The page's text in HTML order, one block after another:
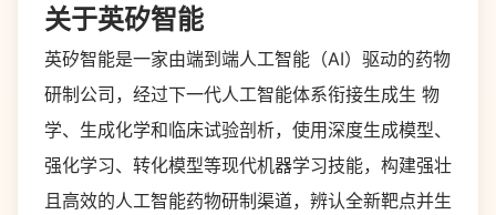
关于英矽智能
英矽智能是一家由端到端人工智能（AI）驱动的药物
研制公司，经过下一代人工智能体系衔接生成生 物
学、生成化学和临床试验剖析，使用深度生成模型、
强化学习、转化模型等现代机器学习技能，构建强壮
且高效的人工智能药物研制渠道，辨认全新靶点并生